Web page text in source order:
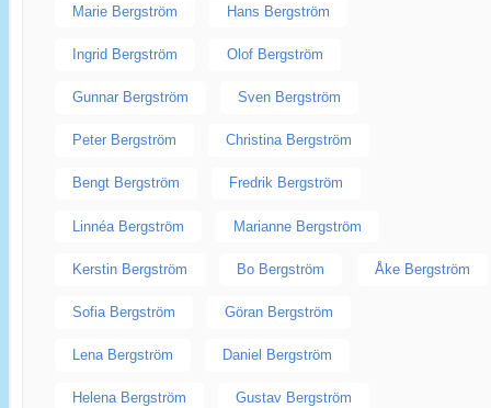
Marie Bergström Hans Bergström
Ingrid Bergström Olof Bergström
Gunnar Bergström Sven Bergström
Peter Bergström Christina Bergström
Bengt Bergström Fredrik Bergström
Linnéa Bergström Marianne Bergström
Kerstin Bergström Bo Bergström Åke Bergström
Sofia Bergström Göran Bergström
Lena Bergström Daniel Bergström
Helena Bergström Gustav Bergström